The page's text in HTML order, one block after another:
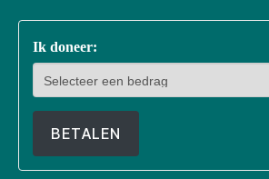
Ik doneer:
BETALEN